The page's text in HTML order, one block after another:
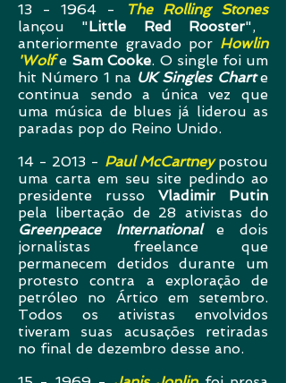
13 - 1964 -
The Rolling Stones
lançou "Little Red Rooster",
anteriormente gravado por Howlin
'Wolfe Sam Cooke. O single foi um
hit Número 1 na UK Singles Charte
continua sendo a única vez que
uma música de blues já liderou as
paradas pop do Reino Unido.
14 - 2013 - Paul McCartneypostou
uma carta em seu site pedindo ao
presidente russo Vladimir Putin
pela libertação de 28 ativistas do
Greenpeace Internationale dois
jornalistas freelance que
permanecem detidos durante um
protesto contra a exploração de
petróleo no Ártico em setembro.
Todos os ativistas envolvidos
tiveram suas acusações retiradas
no final de dezembro desse ano.